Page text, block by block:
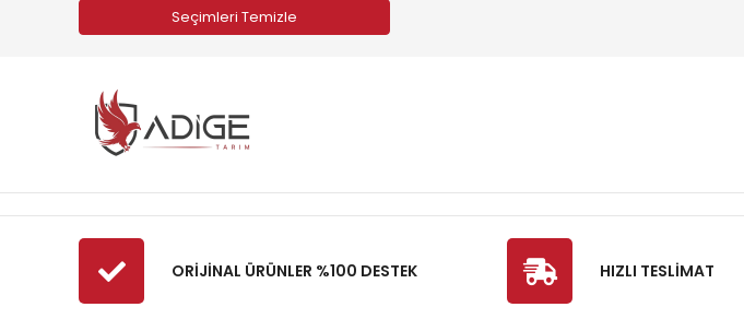
Dakkin
Energy
Fibrodem
First
Fırtına
Seçimleri Temizle
ORİJİNAL ÜRÜNLER %100 DESTEK HIZLI TESLİMAT